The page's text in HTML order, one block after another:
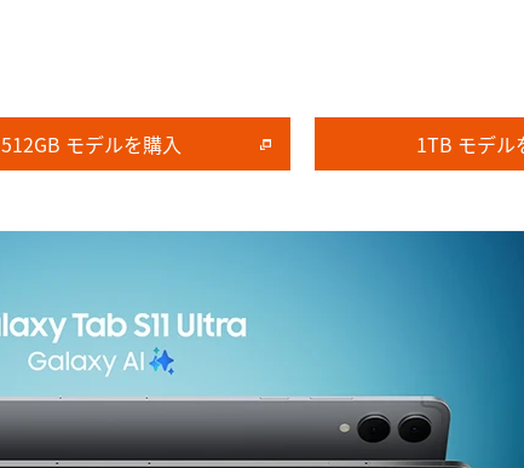
512GB モデルを購入 1TB モデル